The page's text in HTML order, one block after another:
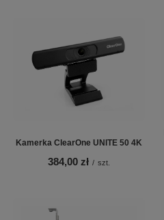
Kamerka ClearOne UNITE 50 4K
384,00 zł / szt.